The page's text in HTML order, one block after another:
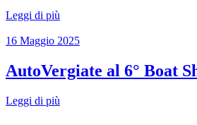
Leggi di più
16 Maggio 2025
AutoVergiate al 6° Boat
Leggi di più